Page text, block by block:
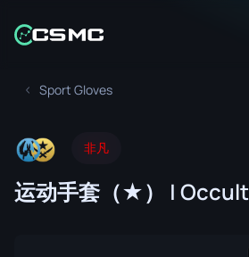
Sport Gloves
非凡
运动手套（★） | Occult